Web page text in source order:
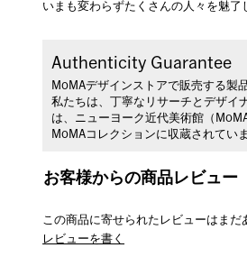
いまも変わらずたくさんの人々を魅了
Authenticity Guarantee
MoMAデザインストアで販売する製
私たちは、丁寧なリサーチとデザイ
は、ニューヨーク近代美術館（
MoMAコレクションに収蔵されていま
お客様からの商品レビュー
この商品に寄せられたレビューはまだ
レビューを書く